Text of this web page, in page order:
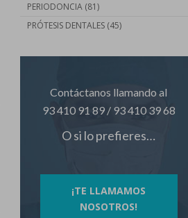
PERIODONCIA(81)
PRÓTESIS DENTALES(45)
Contáctanos llamando al
93 410 91 89/ 93 410 39 68
O si lo prefieres…
¡TE LLAMAMOS
NOSOTROS!